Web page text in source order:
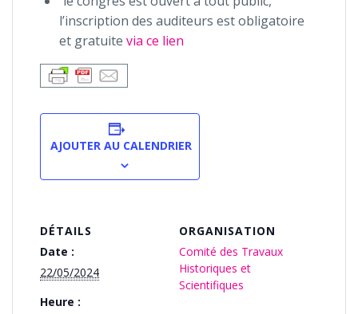
l’inscription des auditeurs est obligatoire
et gratuite via ce lien
AJOUTER AU CALENDRIER
DÉTAILS
Date :
22/05/2024
Heure :
ORGANISATION
Comité des Travaux
Historiques et
Scientifiques